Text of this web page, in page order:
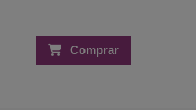
Comprar